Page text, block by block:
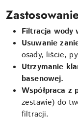
Filtracja wody
Usuwanie
osady, liście,
Utrzymanie
basenowej.
Współpraca z
zestawie) do
filtracji.